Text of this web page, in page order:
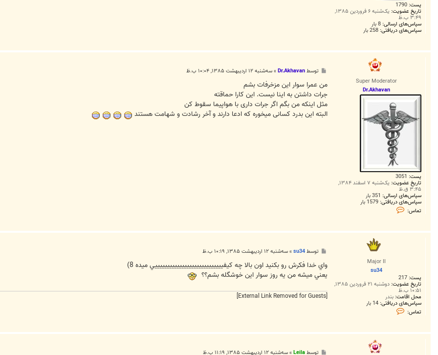
پست: 1790
تاریخ عضویت: یک‌شنبه ۶ فروردین ۱۳۸۵,
۳:۴۹ ب.ظ
سپاس‌های ارسالی: 8 بار
سپاس‌های دریافتی: 258 بار
Super Moderator
Dr.Akhavan
پست: 3051
تاریخ عضویت: یک‌شنبه ۷ اسفند ۱۳۸۴,
۳:۴۵ ق.ظ
سپاس‌های ارسالی: 351 بار
سپاس‌های دریافتی: 1579 بار
تماس:
D
a
ت
توسطDr.Akhavan
»سه‌شنبه ۱۲ اردیبهشت ۱۳۸۵, ۱۰:۰۴ ب.ظ
من عمرا سوار این مزخرفات بشم
جرات داشتن به اینا نیست. این کارا حماقته
مثل اینکه من بگم اگر جرات داری با هواپیما سقوط کن
البته این بدرد کسانی میخوره که ادعا دارند و آخر رشادت و شهامت هستند
Major II
su34
پست: 217
تاریخ عضویت: دوشنبه ۲۱ فروردین ۱۳۸۵,
۱۰:۵۱ ب.ظ
محل اقامت: بندر
سپاس‌های دریافتی: 14 بار
تماس:
s
ت
توسطsu34
»سه‌شنبه ۱۲ اردیبهشت ۱۳۸۵, ۱۰:۱۹ ب.ظ
واي خدا فکرش رو بکنيد اون بالا چه کيفييييييييييييييييييييييييييييي ميده 8)
يعني ميشه من يه روز سوار اين خوشگله بشم؟؟
[External Link Removed for Guests]
توسطLeila
»سه‌شنبه ۱۲ اردیبهشت ۱۳۸۵, ۱۱:۱۹ ب.ظ